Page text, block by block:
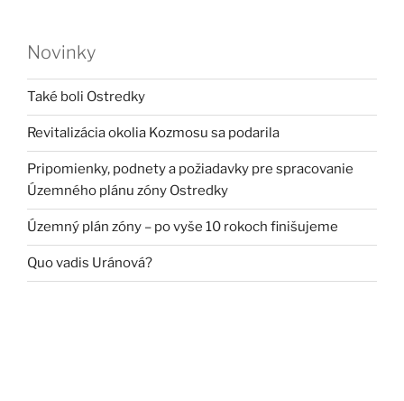
Novinky
Také boli Ostredky
Revitalizácia okolia Kozmosu sa podarila
Pripomienky, podnety a požiadavky pre spracovanie
Územného plánu zóny Ostredky
Územný plán zóny – po vyše 10 rokoch finišujeme
Quo vadis Uránová?